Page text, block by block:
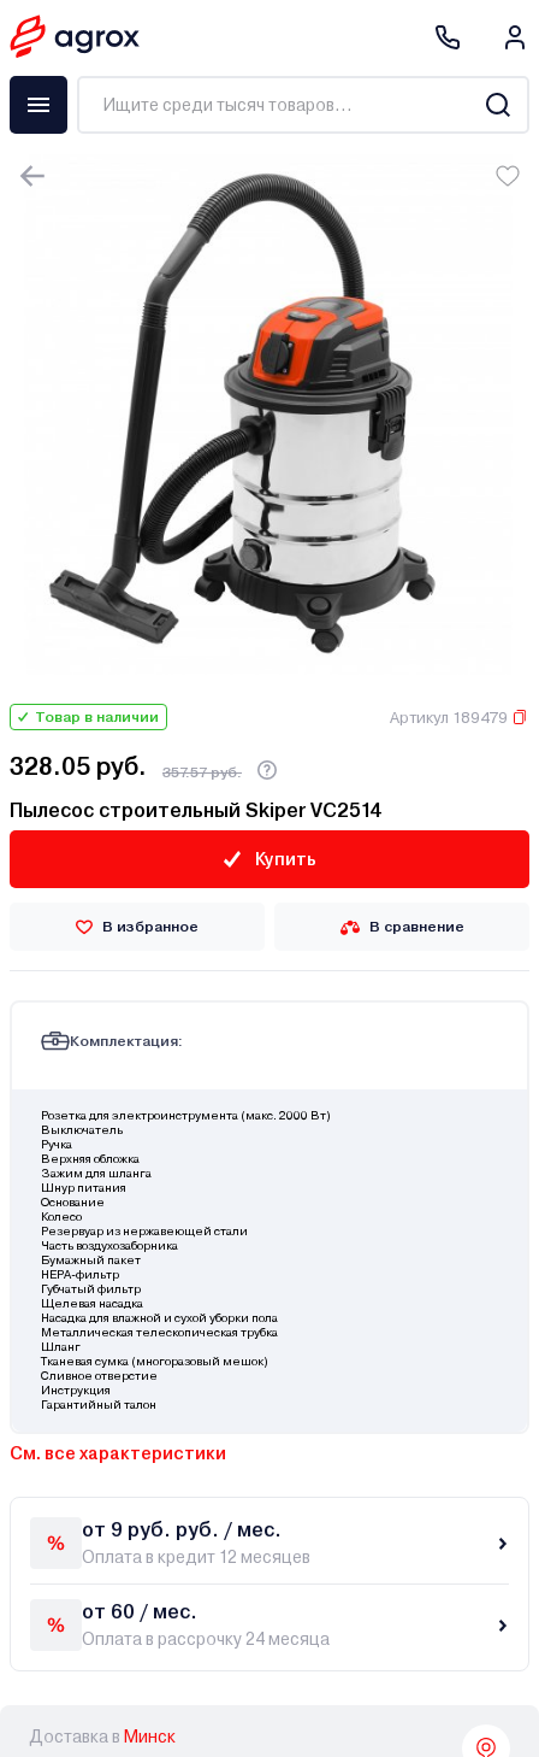
Товар в наличии Артикул 189479
328.05 руб. 357.57 руб.
Пылесос строительный Skiper VC2514
Купить
В избранное В сравнение
Комплектация:
Розетка для электроинструмента (макс. 2000 Вт)
Выключатель
Ручка
Верхняя обложка
Зажим для шланга
Шнур питания
Основание
Колесо
Резервуар из нержавеющей стали
Часть воздухозаборника
Бумажный пакет
НЕРА-фильтр
Губчатый фильтр
Щелевая насадка
Насадка для влажной и сухой уборки пола
Металлическая телескопическая трубка
Шланг
Тканевая сумка (многоразовый мешок)
Сливное отверстие
Инструкция
Гарантийный талон
См. все характеристики
от 9 руб. руб. / мес.
Оплата в кредит 12 месяцев
от 60 / мес.
Оплата в рассрочку 24 месяца
Доставка в Минск